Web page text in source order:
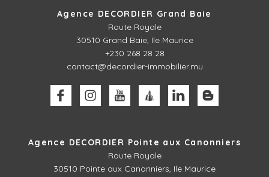
Agence DECORDIER Grand Baie
Route Royale
30510 Grand Baie, Ile Maurice
+230 268 28 28
contact@decordier-immobilier.mu
Agence DECORDIER Pointe aux Canonniers
Route Royale
30510 Pointe aux Canonniers, Ile Maurice